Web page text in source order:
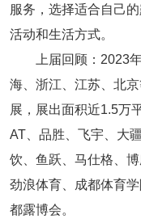
服务，选择适合自己
活动和生活方式。
上届回顾：2023
海、浙江、江苏、北
展，展出面积近1.5万
AT、品胜、飞宇、大
饮、鱼跃、马仕格、
劲浪体育、成都体育
都露博会。